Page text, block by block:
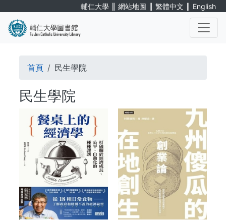
main
輔仁大學 ∥ 網站地圖 ∥ 繁體中文 ∥ English
Breadcrumb
首頁 民生學院
民生學院